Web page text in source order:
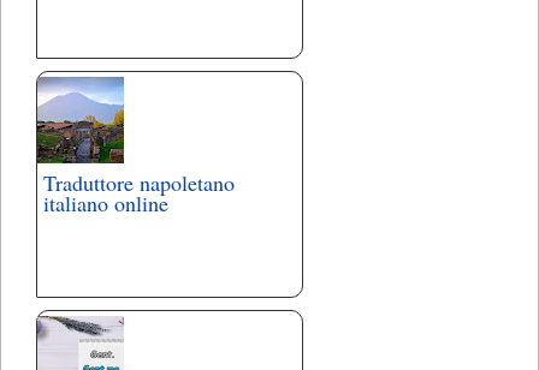
Traduttore napoletano
italiano online